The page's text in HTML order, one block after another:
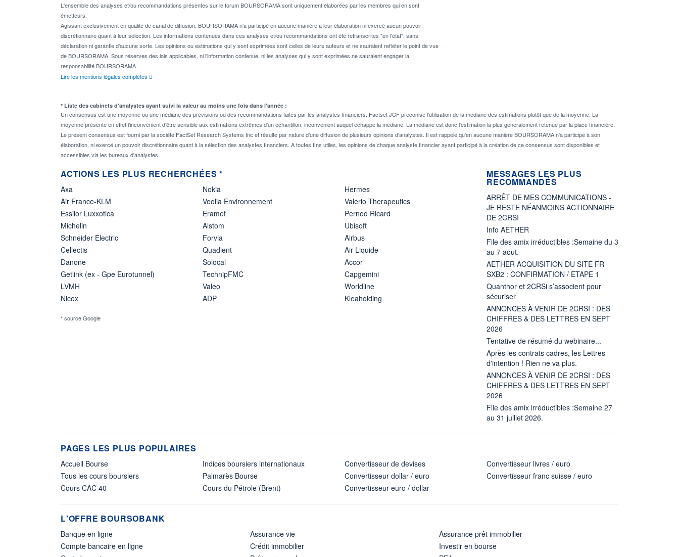
L'ensemble des analyses et/ou recommandations présentes sur le forum BOURSORAMA sont uniquement élaborées par les membres qui en sont
émetteurs.
Agissant exclusivement en qualité de canal de diffusion, BOURSORAMA n'a participé en aucune manière à leur élaboration ni exercé aucun pouvoir
discrétionnaire quant à leur sélection. Les informations contenues dans ces analyses et/ou recommandations ont été retranscrites "en l'état", sans
déclaration ni garantie d'aucune sorte. Les opinions ou estimations qui y sont exprimées sont celles de leurs auteurs et ne sauraient refléter le point de vue
de BOURSORAMA. Sous réserves des lois applicables, ni l'information contenue, ni les analyses qui y sont exprimées ne sauraient engager la
responsabilité BOURSORAMA.
Lire les mentions légales complètes
* Liste des cabinets d'analystes ayant suivi la valeur au moins une fois dans l'année :
Un consensus est une moyenne ou une médiane des prévisions ou des recommandations faites par les analystes financiers. Factset JCF préconise l'utilisation de la médiane des estimations plutôt que de la moyenne. La
moyenne présente en effet l'inconvénient d'être sensible aux estimations extrêmes d'un échantillon, inconvénient auquel échappe la médiane. La médiane est donc l'estimation la plus généralement retenue par la place financière.
Le présent consensus est fourni par la société FactSet Research Systems Inc et résulte par nature d'une diffusion de plusieurs opinions d'analystes. Il est rappelé qu'en aucune manière BOURSORAMA n'a participé à son
élaboration, ni exercé un pouvoir discrétionnaire quant à la sélection des analystes financiers. A toutes fins utiles, les opinions de chaque analyste financier ayant participé à la création de ce consensus sont disponibles et
accessibles via les bureaux d'analystes.
ACTIONS LES PLUS RECHERCHÉES *
Axa
Air France-KLM
Essilor Luxxotica
Michelin
Schneider Electric
Cellectis
Danone
Getlink (ex - Gpe Eurotunnel)
LVMH
Nicox
Nokia
Veolia Environnement
Eramet
Alstom
Forvia
Quadient
Solocal
TechnipFMC
Valeo
ADP
Hermes
Valerio Therapeutics
Pernod Ricard
Ubisoft
Airbus
Air Liquide
Accor
Capgemini
Worldline
Kleaholding
* source Google
MESSAGES LES PLUS
RECOMMANDÉS
ARRÊT DE MES COMMUNICATIONS -
JE RESTE NÉANMOINS ACTIONNAIRE
DE 2CRSI
Info AETHER
File des amix irréductibles :Semaine du 3
au 7 aout.
AETHER ACQUISITION DU SITE FR
SXB2 : CONFIRMATION / ETAPE 1
Quanthor et 2CRSi s’associent pour
sécuriser
ANNONCES À VENIR DE 2CRSI : DES
CHIFFRES & DES LETTRES EN SEPT
2026
Tentative de résumé du webinaire...
Après les contrats cadres, les Lettres
d'intention ! Rien ne va plus.
ANNONCES À VENIR DE 2CRSI : DES
CHIFFRES & DES LETTRES EN SEPT
2026
File des amix irréductibles :Semaine 27
au 31 juillet 2026.
PAGES LES PLUS POPULAIRES
Accueil Bourse
Tous les cours boursiers
Cours CAC 40
Indices boursiers internationaux
Palmarès Bourse
Cours du Pétrole (Brent)
Convertisseur de devises
Convertisseur dollar / euro
Convertisseur euro / dollar
Convertisseur livres / euro
Convertisseur franc suisse / euro
L'OFFRE BOURSOBANK
Banque en ligne
Compte bancaire en ligne
Assurance vie
Crédit immobilier
Assurance prêt immobilier
Investir en bourse